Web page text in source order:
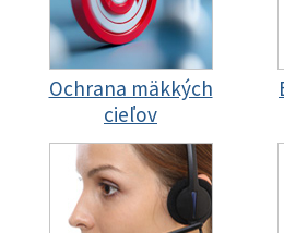
Ochrana mäkkých
cieľov